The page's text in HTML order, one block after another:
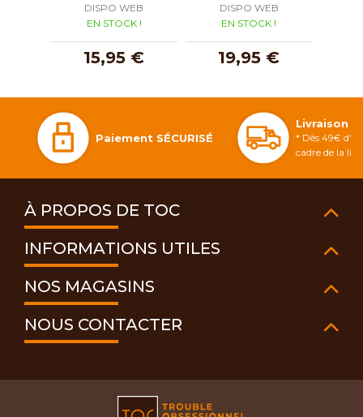
DISPO WEB
EN STOCK !
15,95 €
DISPO WEB
EN STOCK !
19,95 €
Paiement SÉCURISÉ
Livraison
* Dès 49€
cadre de la
À PROPOS DE TOC
INFORMATIONS UTILES
NOS MAGASINS
NOUS CONTACTER